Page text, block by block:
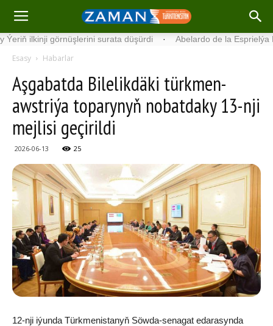
görnüşlerini surata düşürdi · Abelardo de la Esprielýa
Esasy Habarlar
Aşgabatda Bilelikdäki türkmen-
awstriýa toparynyň nobatdaky 13-nji
mejlisi geçirildi
2026-06-13 25
12-nji iýunda Türkmenistanyň Söwda-senagat edarasynda